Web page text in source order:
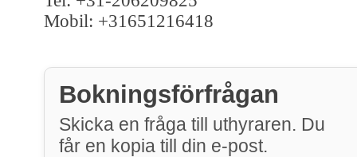
Mobil: +31651216418
Bokningsförfrågan
Skicka en fråga till uthyraren. Du
får en kopia till din e-post.